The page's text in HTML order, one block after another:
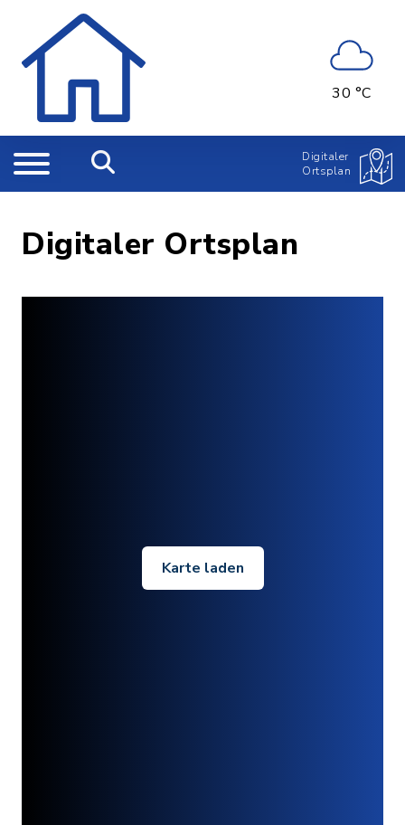
30 °C
Digitaler
Ortsplan
Digitaler Ortsplan
Karte laden